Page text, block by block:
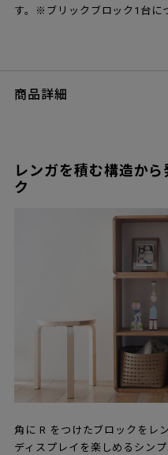
す。※ブリックブロック1台に
商品詳細
レンガを積む構造か
ク
角に R をつけたブロックをレ
ディスプレイを楽しめるシン